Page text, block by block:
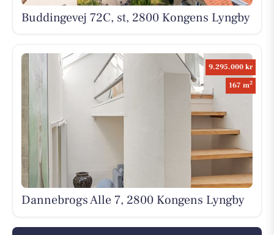
Buddingevej 72C, st, 2800 Kongens Lyngby
9.295.000 kr
167 m2
Dannebrogs Alle 7, 2800 Kongens Lyngby